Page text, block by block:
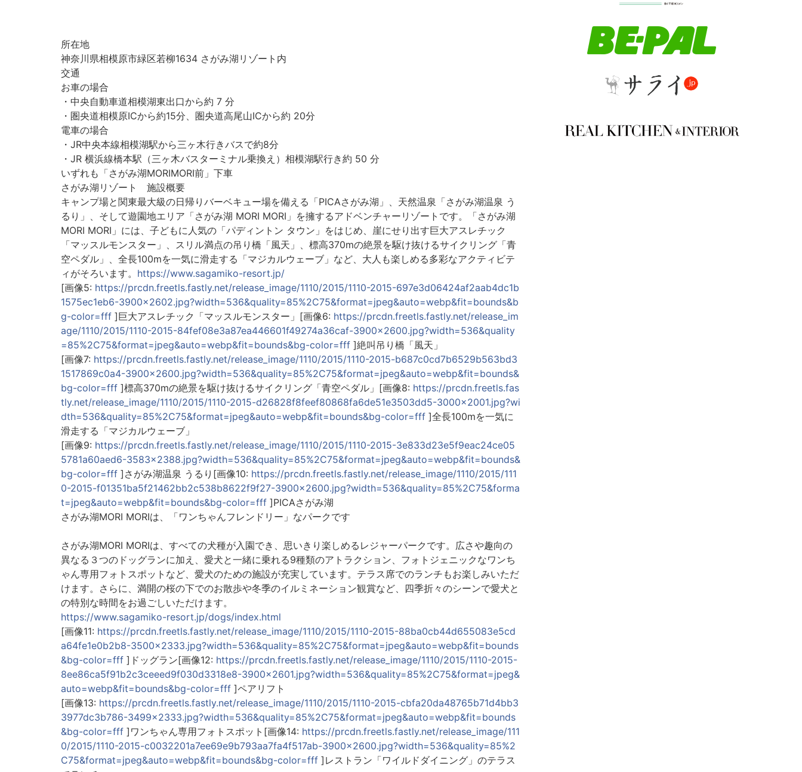
所在地
神奈川県相模原市緑区若柳1634 さがみ湖リゾート内
交通
お車の場合
・中央自動車道相模湖東出口から約 7 分
・圏央道相模原ICから約15分、圏央道高尾山ICから約 20分
電車の場合
・JR中央本線相模湖駅から三ヶ木行きバスで約8分
・JR 横浜線橋本駅（三ヶ木バスターミナル乗換え）相模湖駅行き約 50 分
いずれも「さがみ湖MORIMORI前」下車
さがみ湖リゾート 施設概要
キャンプ場と関東最大級の日帰りバーベキュー場を備える「PICAさがみ湖」、天然温泉「さがみ湖温泉 う
るり」、そして遊園地エリア「さがみ湖 MORI MORI」を擁するアドベンチャーリゾートです。「さがみ湖
MORI MORI」には、子どもに人気の「パディントン タウン」をはじめ、崖にせり出す巨大アスレチック
「マッスルモンスター」、スリル満点の吊り橋「風天」、標高370mの絶景を駆け抜けるサイクリング「青
空ペダル」、全長100mを一気に滑走する「マジカルウェーブ」など、大人も楽しめる多彩なアクティビテ
ィがそろいます。 https://www.sagamiko-resort.jp/
[画像5: https://prcdn.freetls.fastly.net/release_image/1110/2015/1110-2015-697e3d06424af2aab4dc1b
1575ec1eb6-3900x2602.jpg?width=536&quality=85%2C75&format=jpeg&auto=webp&fit=bounds&b
g-color=fff ]巨大アスレチック「マッスルモンスター」[画像6: https://prcdn.freetls.fastly.net/release_im
age/1110/2015/1110-2015-84fef08e3a87ea446601f49274a36caf-3900x2600.jpg?width=536&quality
=85%2C75&format=jpeg&auto=webp&fit=bounds&bg-color=fff ]絶叫吊り橋「風天」
[画像7: https://prcdn.freetls.fastly.net/release_image/1110/2015/1110-2015-b687c0cd7b6529b563bd3
1517869c0a4-3900x2600.jpg?width=536&quality=85%2C75&format=jpeg&auto=webp&fit=bounds&
bg-color=fff ]標高370mの絶景を駆け抜けるサイクリング「青空ペダル」[画像8: https://prcdn.freetls.fas
tly.net/release_image/1110/2015/1110-2015-d26828f8feef80868fa6de51e3503dd5-3000x2001.jpg?wi
dth=536&quality=85%2C75&format=jpeg&auto=webp&fit=bounds&bg-color=fff ]全長100mを一気に
滑走する「マジカルウェーブ」
[画像9: https://prcdn.freetls.fastly.net/release_image/1110/2015/1110-2015-3e833d23e5f9eac24ce05
5781a60aed6-3583x2388.jpg?width=536&quality=85%2C75&format=jpeg&auto=webp&fit=bounds&
bg-color=fff ]さがみ湖温泉 うるり[画像10: https://prcdn.freetls.fastly.net/release_image/1110/2015/111
0-2015-f01351ba5f21462bb2c538b8622f9f27-3900x2600.jpg?width=536&quality=85%2C75&forma
t=jpeg&auto=webp&fit=bounds&bg-color=fff ]PICAさがみ湖
さがみ湖MORI MORIは、「ワンちゃんフレンドリー」なパークです
さがみ湖MORI MORIは、すべての犬種が入園でき、思いきり楽しめるレジャーパークです。広さや趣向の
異なる３つのドッグランに加え、愛犬と一緒に乗れる9種類のアトラクション、フォトジェニックなワンち
ゃん専用フォトスポットなど、愛犬のための施設が充実しています。テラス席でのランチもお楽しみいただ
けます。さらに、満開の桜の下でのお散歩や冬季のイルミネーション観賞など、四季折々のシーンで愛犬と
の特別な時間をお過ごしいただけます。
https://www.sagamiko-resort.jp/dogs/index.html
[画像11: https://prcdn.freetls.fastly.net/release_image/1110/2015/1110-2015-88ba0cb44d655083e5cd
a64fe1e0b2b8-3500x2333.jpg?width=536&quality=85%2C75&format=jpeg&auto=webp&fit=bounds
&bg-color=fff ]ドッグラン[画像12: https://prcdn.freetls.fastly.net/release_image/1110/2015/1110-2015-
8ee86ca5f91b2c3ceeed9f030d3318e8-3900x2601.jpg?width=536&quality=85%2C75&format=jpeg&
auto=webp&fit=bounds&bg-color=fff ]ペアリフト
[画像13: https://prcdn.freetls.fastly.net/release_image/1110/2015/1110-2015-cbfa20da48765b71d4bb3
3977dc3b786-3499x2333.jpg?width=536&quality=85%2C75&format=jpeg&auto=webp&fit=bounds
&bg-color=fff ]ワンちゃん専用フォトスポット[画像14: https://prcdn.freetls.fastly.net/release_image/111
0/2015/1110-2015-c0032201a7ee69e9b793aa7fa4f517ab-3900x2600.jpg?width=536&quality=85%2
C75&format=jpeg&auto=webp&fit=bounds&bg-color=fff ]レストラン「ワイルドダイニング」のテラス